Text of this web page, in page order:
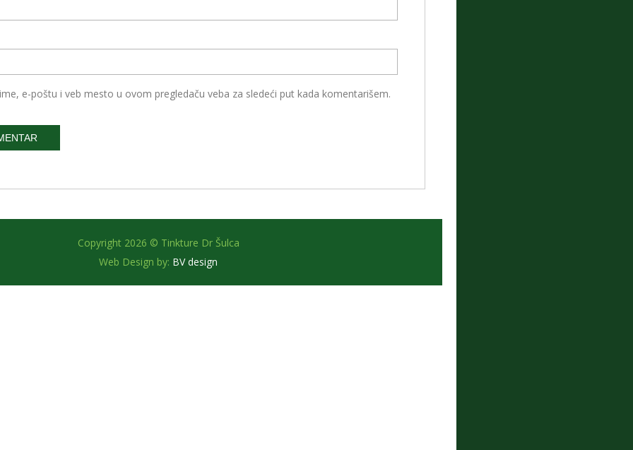
e-poštu i veb mesto u ovom pregledaču veba za sledeći put kada komentarišem.
Copyright 2026 © Tinkture Dr Šulca
Web Design by: BV design